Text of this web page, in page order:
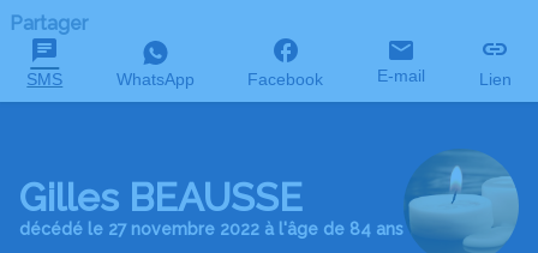
Partager
SMS WhatsApp Facebook E-mail Lien
Gilles BEAUSSE
décédé le 27 novembre 2022 à l'âge de 84 ans